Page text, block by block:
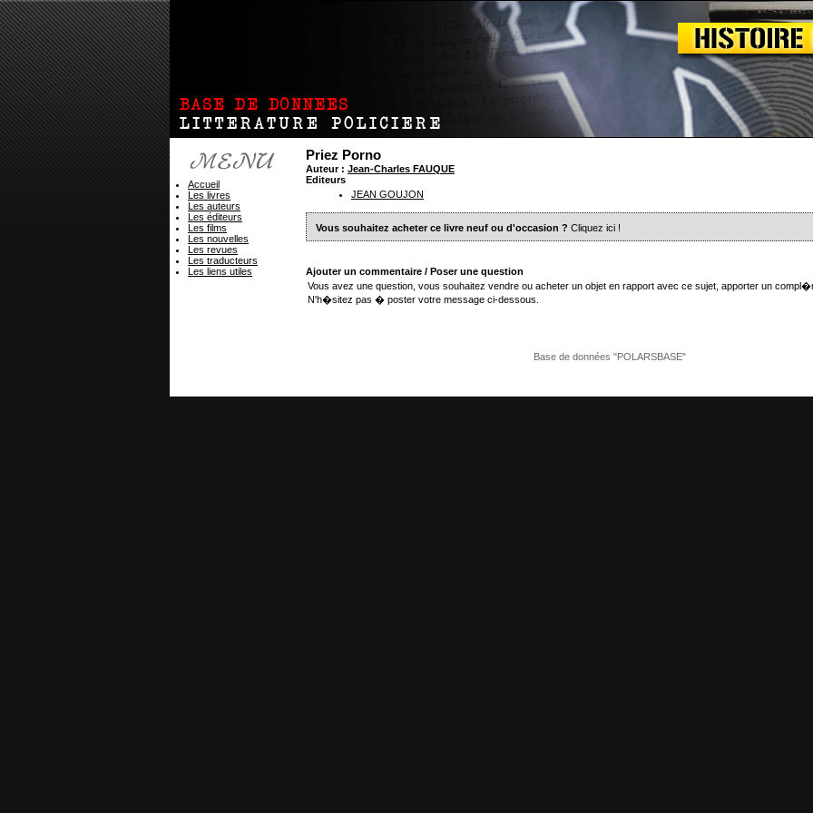
Priez Porno
Auteur : Jean-Charles FAUQUE
Editeurs
JEAN GOUJON
Vous souhaitez acheter ce livre neuf ou d'occasion ? Cliquez ici !
Ajouter un commentaire / Poser une question
Vous avez une question, vous souhaitez vendre ou acheter un objet en rapport avec ce sujet, apporter un
N'h�sitez pas � poster votre message ci-dessous.
Accueil
Les livres
Les auteurs
Les éditeurs
Les films
Les nouvelles
Les revues
Les traducteurs
Les liens utiles
Base de données "POLARSBASE"